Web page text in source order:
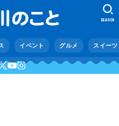
イベント グルメ スイーツ
SEARCH